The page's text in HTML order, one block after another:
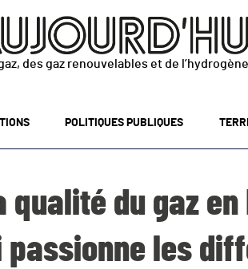
des gaz renouvelables et de
POLITIQUES PUBLIQUES
qualité du gaz
passionne les